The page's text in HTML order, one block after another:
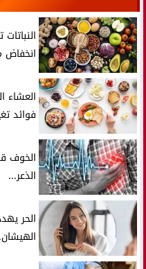
انخفاض
العشاء
فوائد
الخوف
الذعر...
الحر